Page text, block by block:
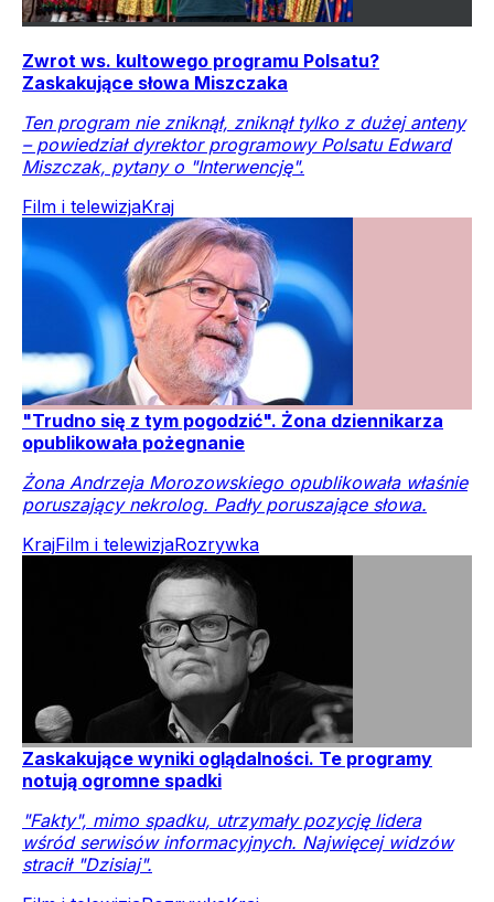
Zwrot ws. kultowego programu Polsatu?
Zaskakujące słowa Miszczaka
Ten program nie zniknął, zniknął tylko z dużej anteny
– powiedział dyrektor programowy Polsatu Edward
Miszczak, pytany o "Interwencję".
Film i telewizjaKraj
"Trudno się z tym pogodzić". Żona dziennikarza
opublikowała pożegnanie
Żona Andrzeja Morozowskiego opublikowała właśnie
poruszający nekrolog. Padły poruszające słowa.
KrajFilm i telewizjaRozrywka
Zaskakujące wyniki oglądalności. Te programy
notują ogromne spadki
"Fakty", mimo spadku, utrzymały pozycję lidera
wśród serwisów informacyjnych. Najwięcej widzów
stracił "Dzisiaj".